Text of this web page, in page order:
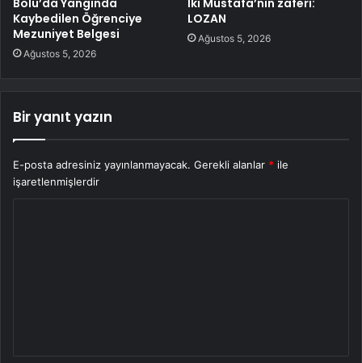
Bolu’da Yangında
Kaybedilen Öğrenciye
Mezuniyet Belgesi
Ağustos 5, 2026
İki Mustafa’nın zaferi:
LOZAN
Ağustos 5, 2026
Bir yanıt yazın
E-posta adresiniz yayınlanmayacak. Gerekli alanlar * ile
işaretlenmişlerdir